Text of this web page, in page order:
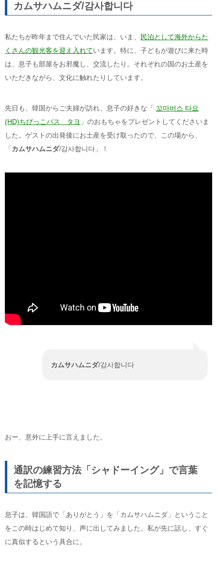
カムサハムニダ/감사합니다
私たちが昨年まで住んでいた民家は、いま、 民泊として海外からた
くさんの観光客を迎え入れています。特に、子どもが遊びに来た時
は、息子も部屋をお邪魔し、交流したり。それぞれの国のお土産を
いただきながら、文化に触れたりしています。
先日も、韓国からご夫婦が訪れ、息子の好きな「 꼬마버스 타요
(HD)ちびっこバス タヨ 」のおもちゃをプレゼントしてくださいま
した。ゲストの出発後にお土産を受け取ったので、この場から、
「 カムサハムニダ/감사합니다 」！
カムサハムニダ/감사합니다
おー、意外に上手に言えました。
通訳の練習方法「シャドーイング」で言葉
を記憶する
息子は、韓国語で「ありがとう」を「カムサハムニダ」ということ
をこの時はじめて知り、声に出してみました。私が先に話し、すぐ
に真似するという具合に。